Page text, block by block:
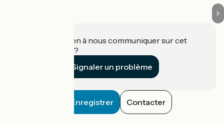
Une information à nous communiquer sur cet
établissement ?
Signaler un problème
Enregistrer Contacter